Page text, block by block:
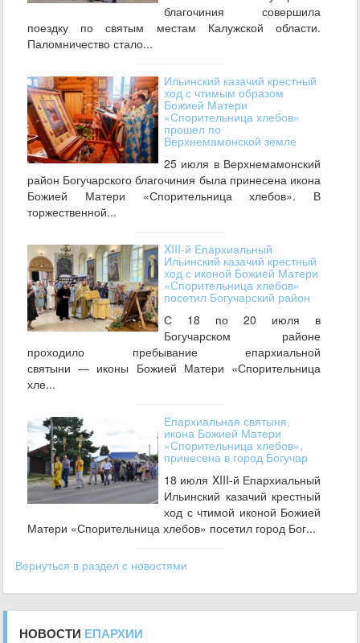
благочиния совершила
поездку по святым местам Калужской области.
Паломничество стало...
Ильинский казачий крестный
ход с чтимым образом
Божией Матери
«Спорительница хлебов»
прошел по
Верхнемамонской земле
25 июля в Верхнемамонский
район Богучарского благочиния была принесена икона
Божией Матери «Спорительница хлебов». В
торжественной...
XIII-й Епархиальный
Ильинский казачий крестный
ход с иконой Божией Матери
«Спорительница хлебов»
посетил Богучарский район
С 18 по 20 июля в
Богучарском районе
проходило пребывание епархиальной
святыни — иконы Божией Матери «Спорительница
хле...
Епархиальная святыня,
икона Божией Матери
«Спорительница хлебов»,
принесена в город Богучар
18 июля XIII-й Епархиальный
Ильинский казачий крестный
ход с чтимой иконой Божией
Матери «Спорительница хлебов» посетил город Бог...
Вернуться в раздел с новостями
НОВОСТИ ЕПАРХИИ